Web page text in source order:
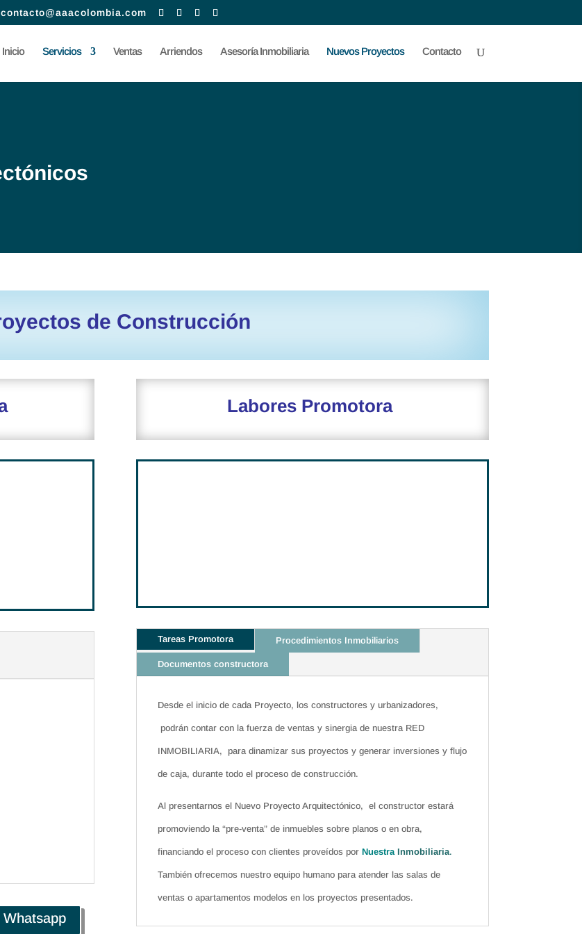
contacto@aaacolombia.com
Inicio Servicios Ventas Arriendos Asesoría Inmobiliaria Nuevos Proyectos Contacto
de Construcción
Labores Promotora
Tareas Promotora Procedimientos Inmobiliarios
Documentos constructora
Desde el inicio de cada Proyecto, los constructores y urbanizadores,
podrán contar con la fuerza de ventas y sinergia de nuestra RED
INMOBILIARIA, para dinamizar sus proyectos y generar inversiones y flujo
de caja, durante todo el proceso de construcción.
Al presentarnos el Nuevo Proyecto Arquitectónico, el constructor estará
promoviendo la “pre-venta” de inmuebles sobre planos o en obra,
financiando el proceso con clientes proveídos por NuestraInmobiliaria.
También ofrecemos nuestro equipo humano para atender las salas de
ventas o apartamentos modelos en los proyectos presentados.